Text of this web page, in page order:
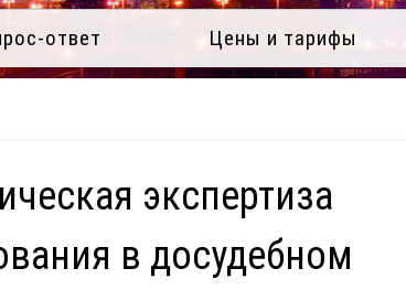
ответ Цены и тарифы
экспертиза
в досудебном